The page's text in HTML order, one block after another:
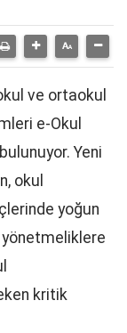
ve ortaokul
e-Okul
Yeni
okul
yoğun
kritik